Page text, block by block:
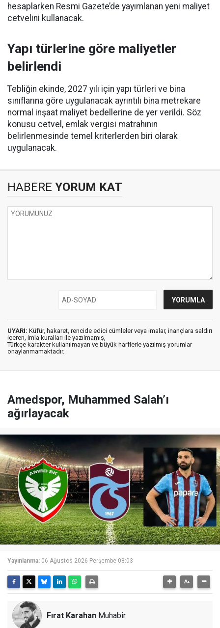
hesaplarken Resmi Gazete’de yayımlanan yeni maliyet
cetvelini kullanacak.
Yapı türlerine göre maliyetler
belirlendi
Tebliğin ekinde, 2027 yılı için yapı türleri ve bina
sınıflarına göre uygulanacak ayrıntılı bina metrekare
normal inşaat maliyet bedellerine de yer verildi. Söz
konusu cetvel, emlak vergisi matrahının
belirlenmesinde temel kriterlerden biri olarak
uygulanacak.
HABERE YORUM KAT
UYARI: Küfür, hakaret, rencide edici cümleler veya imalar, inançlara saldırı
içeren, imla kuralları ile yazılmamış,
Türkçe karakter kullanılmayan ve büyük harflerle yazılmış yorumlar
onaylanmamaktadır.
Amedspor, Muhammed Salah’ı
ağırlayacak
Yayınlanma: 06 Ağustos 2026 Perşembe 08:03
Fırat Karahan Muhabir